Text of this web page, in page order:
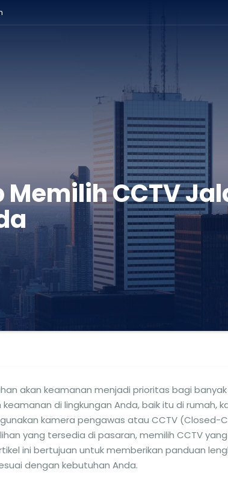
CCTV
akan keamanan menjadi prioritas bagi
di lingkungan Anda, baik itu di rumah,
kamera pengawas atau CCTV (Closed-
yang tersedia di pasaran, memilih CCTV
ini bertujuan untuk memberikan panduan
dengan kebutuhan Anda.